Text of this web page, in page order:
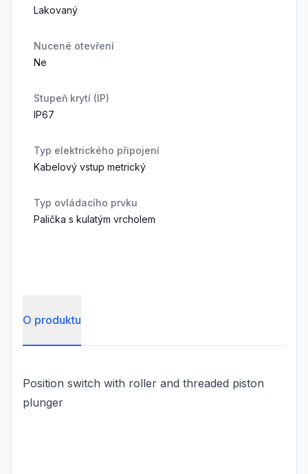
Lakovaný
Nucené otevření
Ne
Stupeň krytí (IP)
IP67
Typ elektrického připojení
Kabelový vstup metrický
Typ ovládacího prvku
Palička s kulatým vrcholem
O produktu
Position switch with roller and threaded piston
plunger